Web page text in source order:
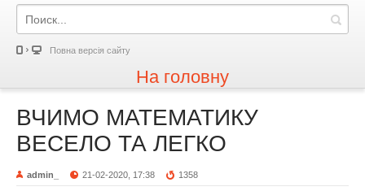
Повна версія сайту
На головну
ВЧИМО МАТЕМАТИКУ
ВЕСЕЛО ТА ЛЕГКО
admin_ 21-02-2020, 17:38 1358